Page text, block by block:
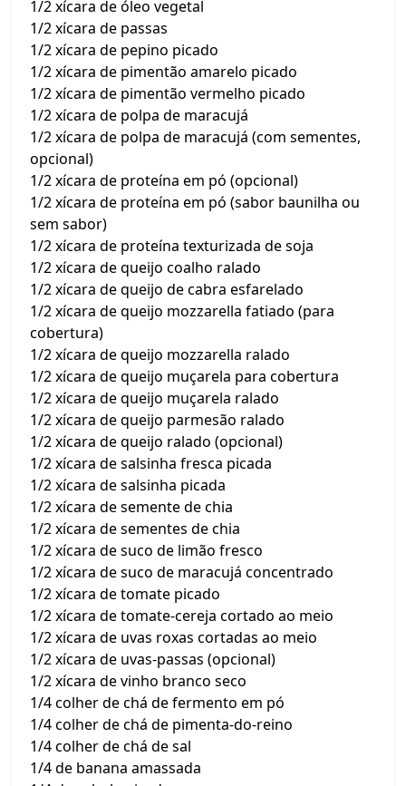
1/2 xícara de óleo vegetal
1/2 xícara de passas
1/2 xícara de pepino picado
1/2 xícara de pimentão amarelo picado
1/2 xícara de pimentão vermelho picado
1/2 xícara de polpa de maracujá
1/2 xícara de polpa de maracujá (com sementes,
opcional)
1/2 xícara de proteína em pó (opcional)
1/2 xícara de proteína em pó (sabor baunilha ou
sem sabor)
1/2 xícara de proteína texturizada de soja
1/2 xícara de queijo coalho ralado
1/2 xícara de queijo de cabra esfarelado
1/2 xícara de queijo mozzarella fatiado (para
cobertura)
1/2 xícara de queijo mozzarella ralado
1/2 xícara de queijo muçarela para cobertura
1/2 xícara de queijo muçarela ralado
1/2 xícara de queijo parmesão ralado
1/2 xícara de queijo ralado (opcional)
1/2 xícara de salsinha fresca picada
1/2 xícara de salsinha picada
1/2 xícara de semente de chia
1/2 xícara de sementes de chia
1/2 xícara de suco de limão fresco
1/2 xícara de suco de maracujá concentrado
1/2 xícara de tomate picado
1/2 xícara de tomate-cereja cortado ao meio
1/2 xícara de uvas roxas cortadas ao meio
1/2 xícara de uvas-passas (opcional)
1/2 xícara de vinho branco seco
1/4 colher de chá de fermento em pó
1/4 colher de chá de pimenta-do-reino
1/4 colher de chá de sal
1/4 de banana amassada